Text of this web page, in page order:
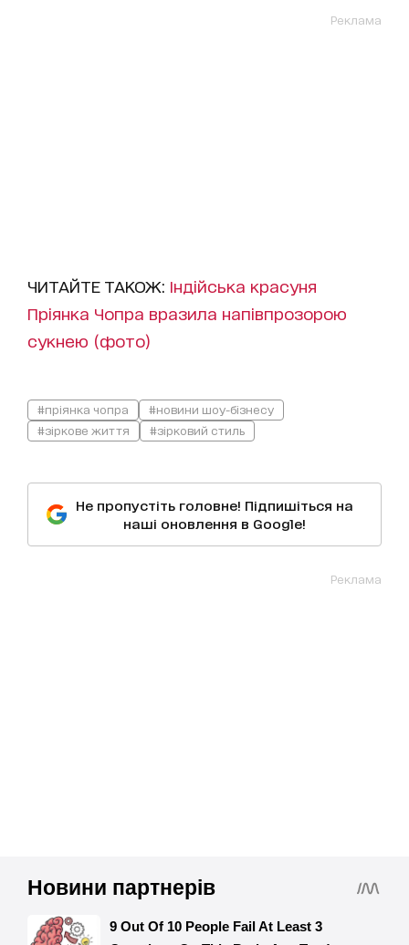
Реклама
ЧИТАЙТЕ ТАКОЖ: Індійська красуня
Пріянка Чопра вразила напівпрозорою
сукнею (фото)
#пріянка чопра
#новини шоу-бізнесу
#зіркове життя
#зірковий стиль
Не пропустіть головне! Підпишіться на
наші оновлення в Google!
Реклама